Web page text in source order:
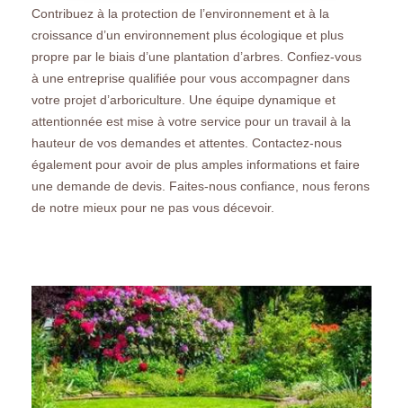
Contribuez à la protection de l’environnement et à la
croissance d’un environnement plus écologique et plus
propre par le biais d’une plantation d’arbres. Confiez-vous
à une entreprise qualifiée pour vous accompagner dans
votre projet d’arboriculture. Une équipe dynamique et
attentionnée est mise à votre service pour un travail à la
hauteur de vos demandes et attentes. Contactez-nous
également pour avoir de plus amples informations et faire
une demande de devis. Faites-nous confiance, nous ferons
de notre mieux pour ne pas vous décevoir.